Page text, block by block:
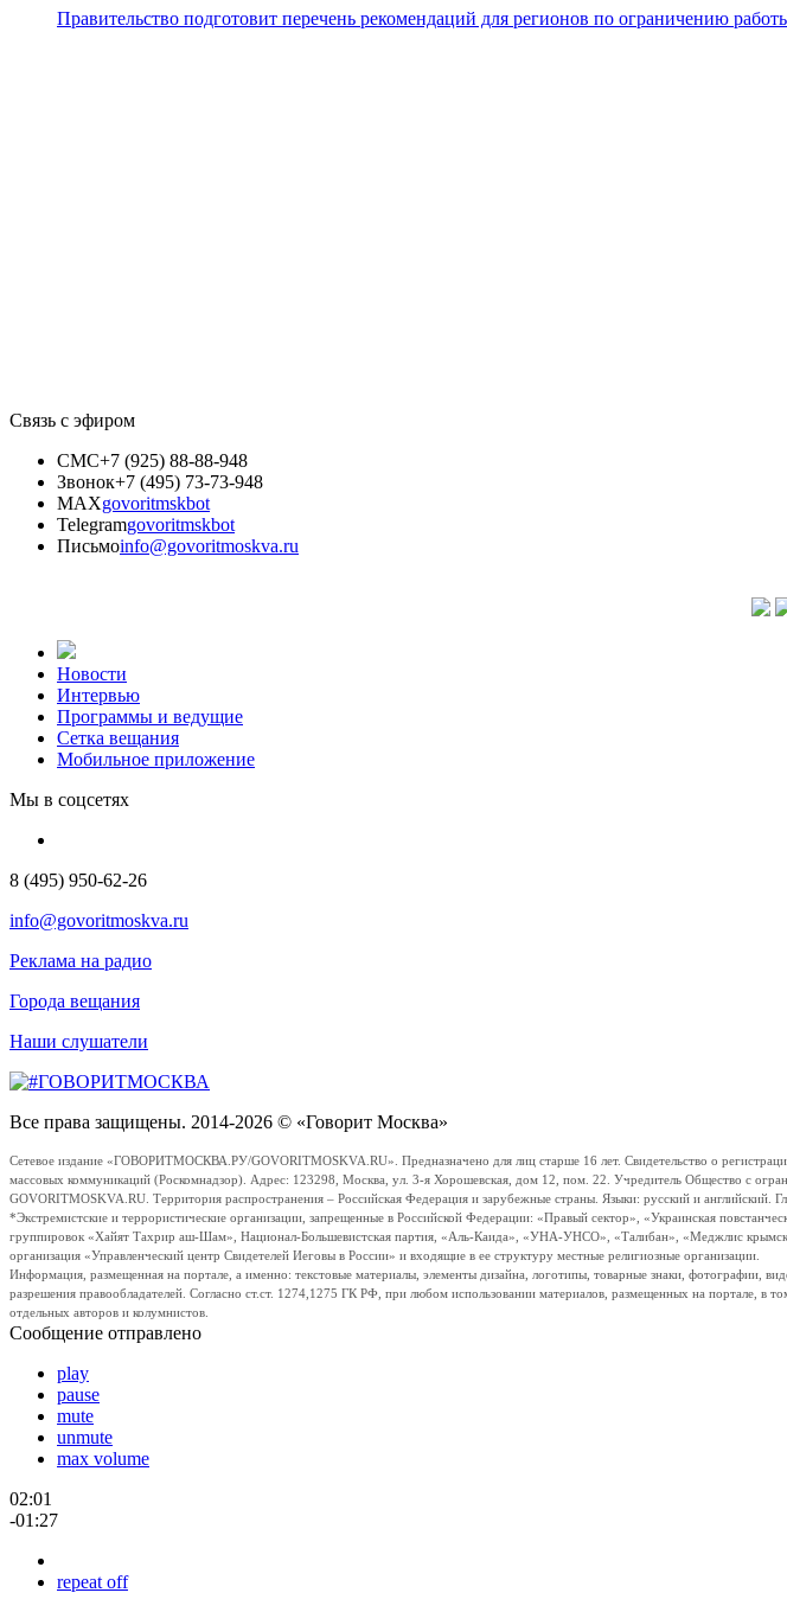
Правительство подготовит перечень рекомендаций для регионов по ограничению
Связь с эфиром
СМС+7 (925) 88-88-948
Звонок+7 (495) 73-73-948
MAXgovoritmskbot
Telegramgovoritmskbot
Письмоinfo@govoritmoskva.ru
Новости
Интервью
Программы и ведущие
Сетка вещания
Мобильное приложение
Мы в соцсетях
8 (495) 950-62-26
info@govoritmoskva.ru
Реклама на радио
Города вещания
Наши слушатели
Все права защищены. 2014-2026 © «Говорит Москва»
Сетевое издание «ГОВОРИТМОСКВА.РУ/GOVORITMOSKVA.RU». Предназначено для лиц старше 16 лет. Свидетельство о
массовых коммуникаций (Роскомнадзор). Адрес: 123298, Москва, ул. 3-я Хорошевская, дом 12, пом. 22. Учредитель Общество с
GOVORITMOSKVA.RU. Территория распространения – Российская Федерация и зарубежные страны. Языки: русский и
*Экстремистские и террористические организации, запрещенные в Российской Федерации: «Правый сектор», «Украинская
группировок «Хайят Тахрир аш-Шам», Национал-Большевистская партия, «Аль-Каида», «УНА-УНСО», «Талибан», «Меджлис
организация «Управленческий центр Свидетелей Иеговы в России» и входящие в ее структуру местные религиозные организации.
Информация, размещенная на портале, а именно: текстовые материалы, элементы дизайна, логотипы, товарные знаки, фотографии,
разрешения правообладателей. Согласно ст.ст. 1274,1275 ГК РФ, при любом использовании материалов, размещенных на портале, в
отдельных авторов и колумнистов.
Сообщение отправлено
play
pause
mute
unmute
max volume
02:01
-01:27
repeat off